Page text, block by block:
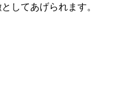
してあげられます。